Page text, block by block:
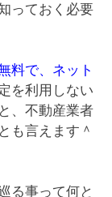
っておく必要
料で、ネット
を利用しない
、不動産業者
も言えます＾
る事って何と